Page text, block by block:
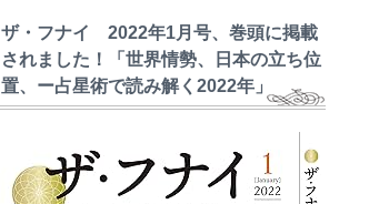
ザ・フナイ 2022年1月号、巻頭に掲載
されました！「世界情勢、日本の立ち位
置、ー占星術で読み解く2022年」